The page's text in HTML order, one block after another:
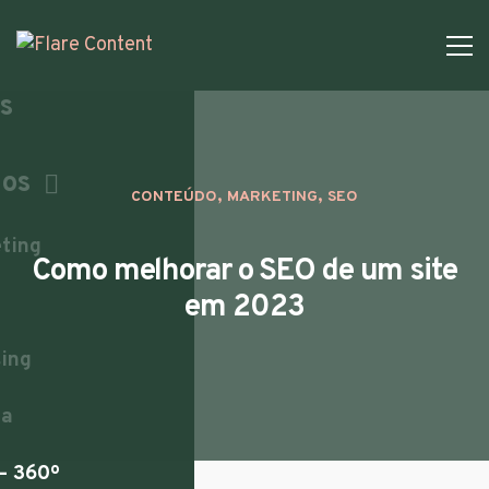
360º
CONTEÚDO, MARKETING, SEO
Como melhorar o SEO de um site
em 2023